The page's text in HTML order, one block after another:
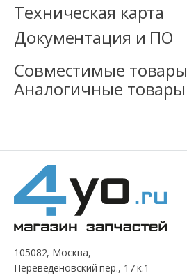
Техническая карта
Документация и ПО
Совместимые товары
Аналогичные товары
105082, Москва,
Переведеновский пер., 17 к.1